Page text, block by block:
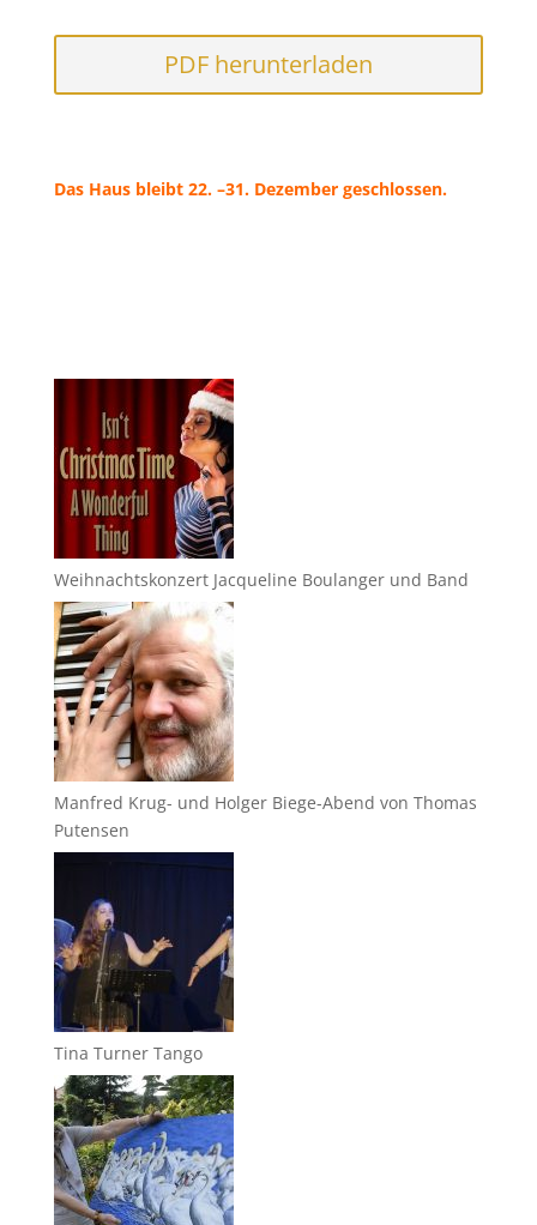
PDF herunterladen
Das Haus bleibt 22. –31. Dezember geschlossen.
Weihnachtskonzert Jacqueline Boulanger und Band
Manfred Krug- und Holger Biege-Abend von Thomas
Putensen
Tina Turner Tango